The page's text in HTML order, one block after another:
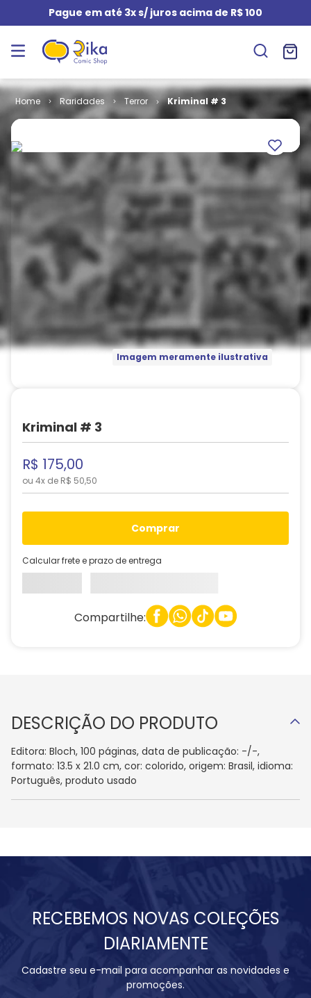
Pague em até 3x s/ juros acima de R$ 100
Raridades Terror Kriminal # 3
Imagem meramente ilustrativa
Kriminal # 3
R$ 175,00
ou 4x de R$ 50,50
comprar
Calcular frete e prazo de entrega
Compartilhe:
DESCRIÇÃO DO PRODUTO
Editora: Bloch, 100 páginas, data de publicação: -/-,
formato: 13.5 x 21.0 cm, cor: colorido, origem: Brasil, idioma:
Português, produto usado
RECEBEMOS NOVAS COLEÇÕES
DIARIAMENTE
Cadastre seu e-mail para acompanhar as novidades e
promoções.